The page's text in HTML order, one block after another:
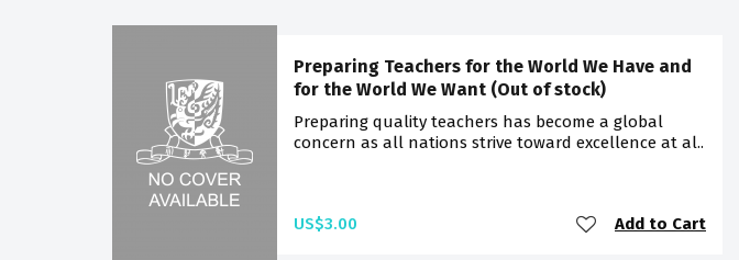
Preparing Teachers for the World We Have and
for the World We Want (Out of stock)
Preparing quality teachers has become a global
concern as all nations strive toward excellence at al..
US$3.00 Add to Cart